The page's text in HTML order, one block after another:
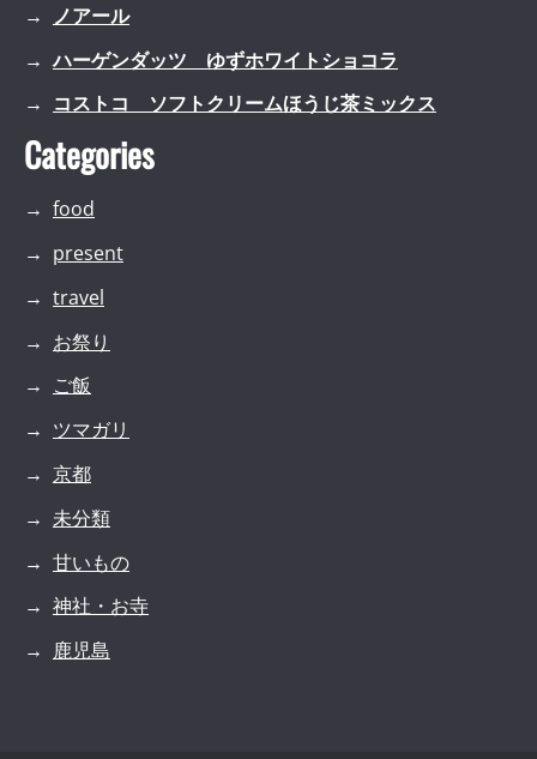
ノアール
ハーゲンダッツ ゆずホワイトショコラ
コストコ ソフトクリームほうじ茶ミックス
Categories
food
present
travel
お祭り
ご飯
ツマガリ
京都
未分類
甘いもの
神社・お寺
鹿児島